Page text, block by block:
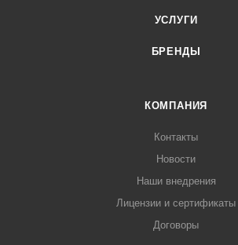
УСЛУГИ
БРЕНДЫ
КОМПАНИЯ
Контакты
Новости
Наши внедрения
Лицензии и сертификаты
Договоры